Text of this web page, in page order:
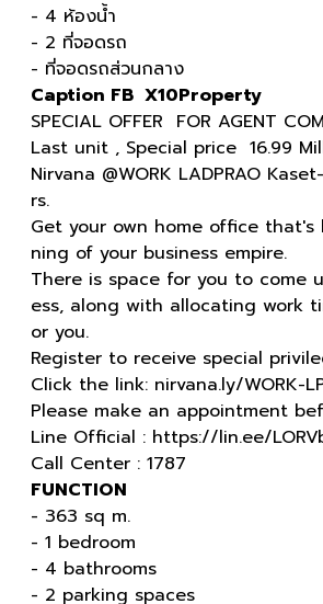
- 4 ห้องน้ำ
- 2 ที่จอดรถ
- ที่จอดรถส่วนกลาง
Caption FB X10Property
SPECIAL OFFER FOR AGENT
Last unit , Special price 16.99
Nirvana @WORK LADPRAO
rs.
Get your own home office
ning of your business empire.
There is space for you to come
ess, along with allocating work
or you.
Register to receive special
Click the link: nirvana.ly/WORK-
Please make an appointment
Line Official : https://lin.ee/
Call Center : 1787
FUNCTION
- 363 sq m.
- 1 bedroom
- 4 bathrooms
- 2 parking spaces